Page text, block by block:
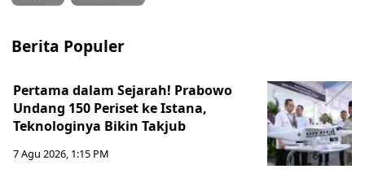
Berita Populer
Pertama dalam Sejarah! Prabowo
Undang 150 Periset ke Istana,
Teknologinya Bikin Takjub
7 Agu 2026, 1:15 PM